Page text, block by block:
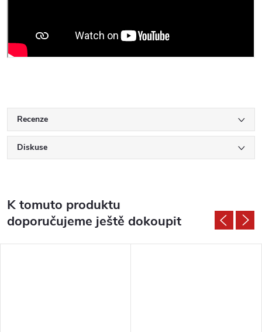
Recenze
Diskuse
K tomuto produktu
doporučujeme ještě dokoupit